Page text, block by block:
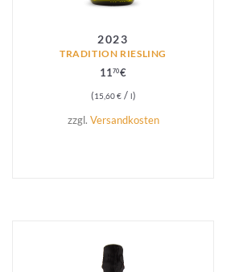
2023
TRADITION RIESLING
1170€
15,60€/ l
zzgl. Versandkosten